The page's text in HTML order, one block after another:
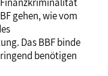
gehen, wie vom
Das BBF binde
benötigen